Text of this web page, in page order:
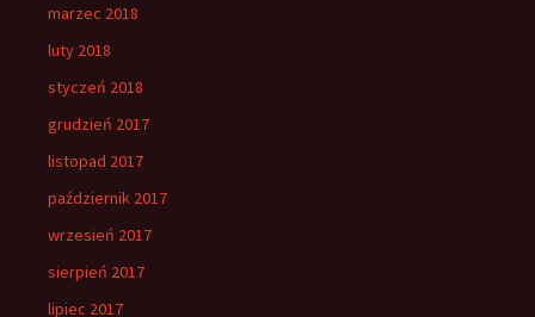
marzec 2018
luty 2018
styczeń 2018
grudzień 2017
listopad 2017
październik 2017
wrzesień 2017
sierpień 2017
lipiec 2017